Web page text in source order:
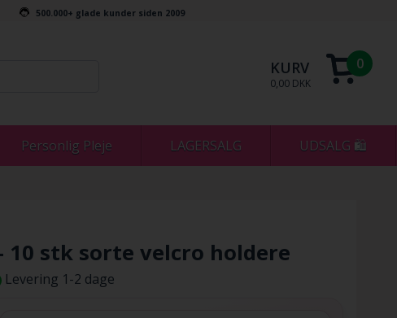
500.000+ glade kunder siden 2009
KURV
0,00 DKK
0
Personlig Pleje LAGERSALG UDSALG 🛍
10 stk sorte velcro holdere
Levering 1-2 dage